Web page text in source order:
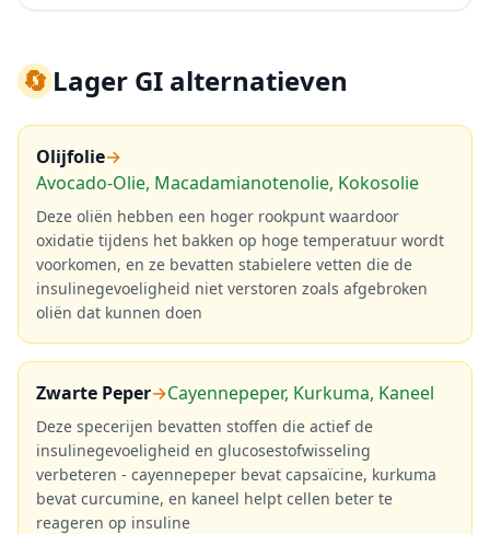
🔄Lager GI alternatieven
Olijfolie→
Avocado-Olie, Macadamianotenolie, Kokosolie
Deze oliën hebben een hoger rookpunt waardoor
oxidatie tijdens het bakken op hoge temperatuur wordt
voorkomen, en ze bevatten stabielere vetten die de
insulinegevoeligheid niet verstoren zoals afgebroken
oliën dat kunnen doen
Zwarte Peper→Cayennepeper, Kurkuma, Kaneel
Deze specerijen bevatten stoffen die actief de
insulinegevoeligheid en glucosestofwisseling
verbeteren - cayennepeper bevat capsaïcine, kurkuma
bevat curcumine, en kaneel helpt cellen beter te
reageren op insuline